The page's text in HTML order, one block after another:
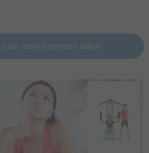
de mon entretien offert